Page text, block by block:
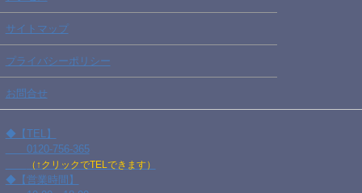
サイトマップ
プライバシーポリシー
お問合せ
◆【TEL】
0120-756-365
（↑クリックでTELできます）
◆【営業時間】